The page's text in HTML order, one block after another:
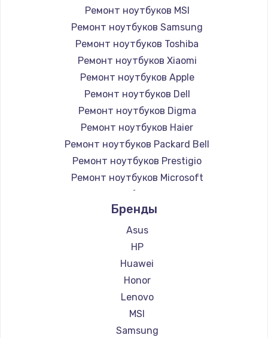
Ремонт ноутбуков MSI
Ремонт ноутбуков Samsung
Ремонт ноутбуков Toshiba
Ремонт ноутбуков Xiaomi
Ремонт ноутбуков Apple
Ремонт ноутбуков Dell
Ремонт ноутбуков Digma
Ремонт ноутбуков Haier
Ремонт ноутбуков Packard Bell
Ремонт ноутбуков Prestigio
Ремонт ноутбуков Microsoft
Ремонт ноутбуков Alienware
Ремонт ноутбуков Aquarius
Ремонт ноутбуков Gigabyte
Ремонт ноутбуков Aorus
Ремонт ноутбуков Maibenben
Ремонт ноутбуков Getac
Ремонт ноутбуков Epson
Ремонт ноутбуков Philips
Ремонт ноутбуков LG
Бренды
Asus
HP
Huawei
Honor
Lenovo
MSI
Samsung